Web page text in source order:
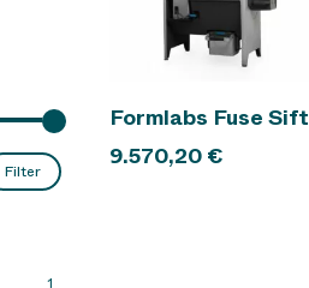
Preis
Preis
Filter
1
In den Warenkorb
Formlabs Fuse Sift
9.570,20€